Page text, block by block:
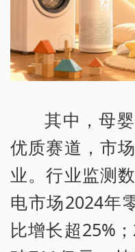
其中，母
优质赛道，市
业。行业监测
电市场2024年
比增长超25%